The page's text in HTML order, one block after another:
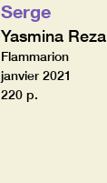
Serge
Yasmina Reza
Flammarion
janvier 2021
220 p.